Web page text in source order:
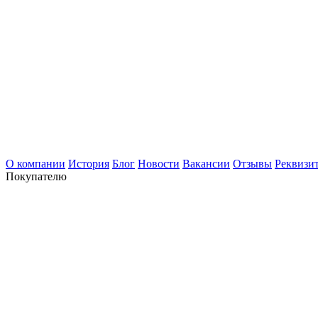
О компании История Блог Новости Вакансии Отзывы
Покупателю